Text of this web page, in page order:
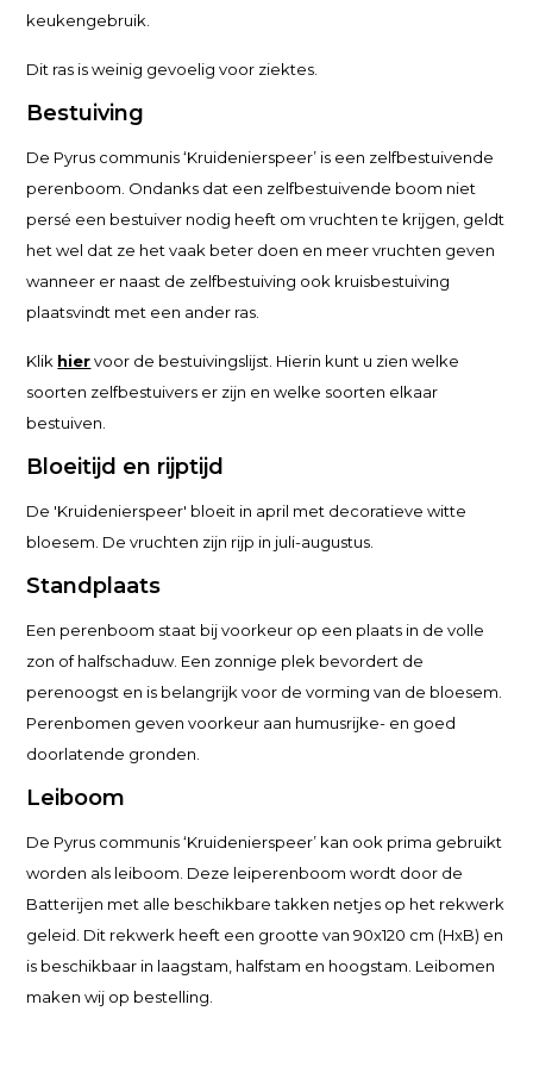
keukengebruik.
Dit ras is weinig gevoelig voor ziektes.
Bestuiving
De Pyrus communis ‘Kruidenierspeer’ is een zelfbestuivende
perenboom. Ondanks dat een zelfbestuivende boom niet
persé een bestuiver nodig heeft om vruchten te krijgen, geldt
het wel dat ze het vaak beter doen en meer vruchten geven
wanneer er naast de zelfbestuiving ook kruisbestuiving
plaatsvindt met een ander ras.
Klik hiervoor de bestuivingslijst. Hierin kunt u zien welke
soorten zelfbestuivers er zijn en welke soorten elkaar
bestuiven.
Bloeitijd en rijptijd
De 'Kruidenierspeer' bloeit in april met decoratieve witte
bloesem. De vruchten zijn rijp in juli-augustus.
Standplaats
Een perenboom staat bij voorkeur op een plaats in de volle
zon of halfschaduw. Een zonnige plek bevordert de
perenoogst en is belangrijk voor de vorming van de bloesem.
Perenbomen geven voorkeur aan humusrijke- en goed
doorlatende gronden.
Leiboom
De Pyrus communis ‘Kruidenierspeer’ kan ook prima gebruikt
worden als leiboom. Deze leiperenboom wordt door de
Batterijen met alle beschikbare takken netjes op het rekwerk
geleid. Dit rekwerk heeft een grootte van 90x120 cm (HxB) en
is beschikbaar in laagstam, halfstam en hoogstam. Leibomen
maken wij op bestelling.